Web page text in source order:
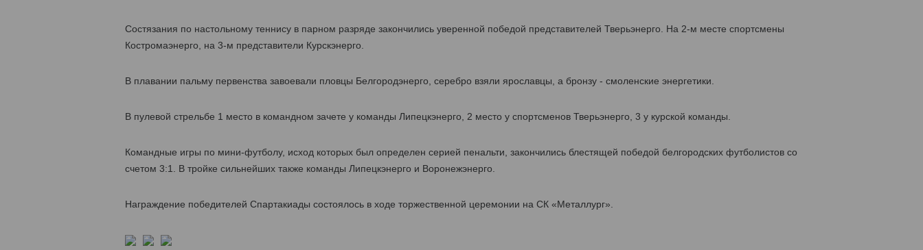
Состязания по настольному теннису в парном разряде закончились уверенной победой представителей Тверьэнерго. На 2-м месте спортсмены
Костромаэнерго, на 3-м представители Курскэнерго.
В плавании пальму первенства завоевали пловцы Белгородэнерго, серебро взяли ярославцы, а бронзу - смоленские энергетики.
В пулевой стрельбе 1 место в командном зачете у команды Липецкэнерго, 2 место у спортсменов Тверьэнерго, 3 у курской команды.
Командные игры по мини-футболу, исход которых был определен серией пенальти, закончились блестящей победой белгородских футболистов со
счетом 3:1. В тройке сильнейших также команды Липецкэнерго и Воронежэнерго.
Награждение победителей Спартакиады состоялось в ходе торжественной церемонии на СК «Металлург».